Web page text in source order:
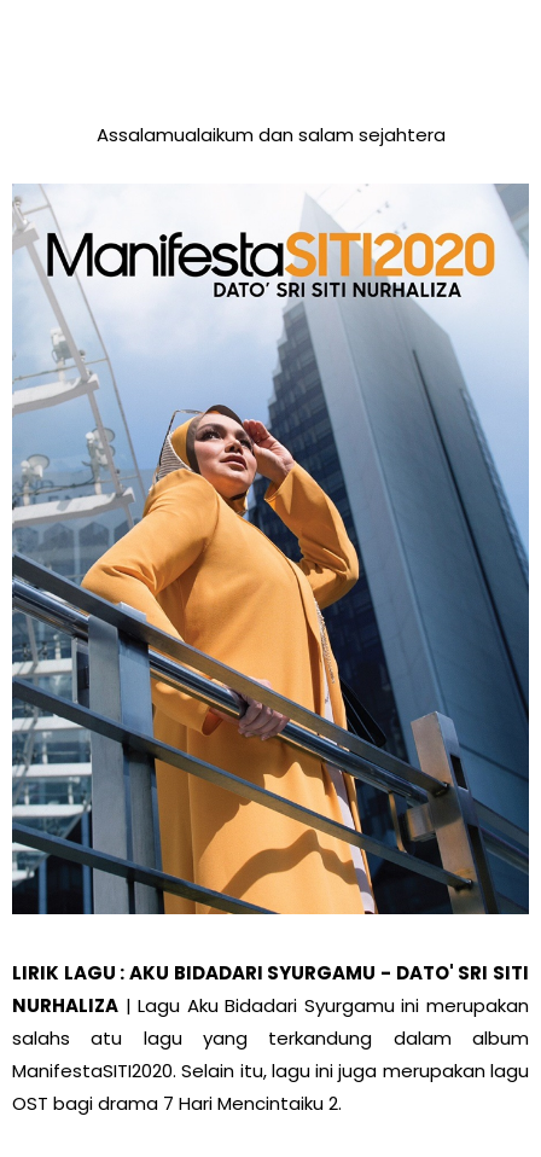
Assalamualaikum dan salam sejahtera
LIRIK LAGU : AKU BIDADARI SYURGAMU - DATO' SRI SITI
NURHALIZA | Lagu Aku Bidadari Syurgamu ini merupakan
salahs atu lagu yang terkandung dalam album
ManifestaSITI2020. Selain itu, lagu ini juga merupakan lagu
OST bagi drama 7 Hari Mencintaiku 2.